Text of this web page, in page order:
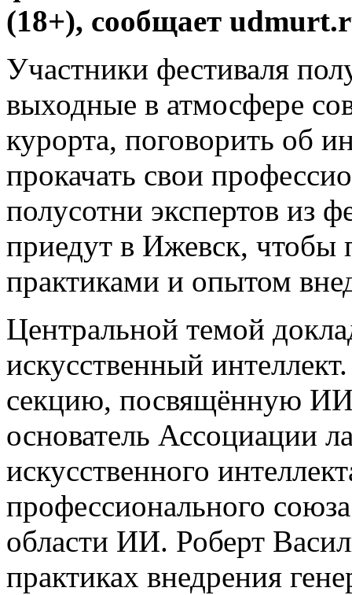
(18+), сообщает
Участники фестиваля
выходные в атмосфере
курорта, поговорить об
прокачать свои
полусотни экспертов из
приедут в Ижевск, чтобы
практиками и опытом
Центральной темой
искусственный
секцию, посвящённую
основатель Ассоциации
искусственного
профессионального
области ИИ. Роберт
практиках внедрения